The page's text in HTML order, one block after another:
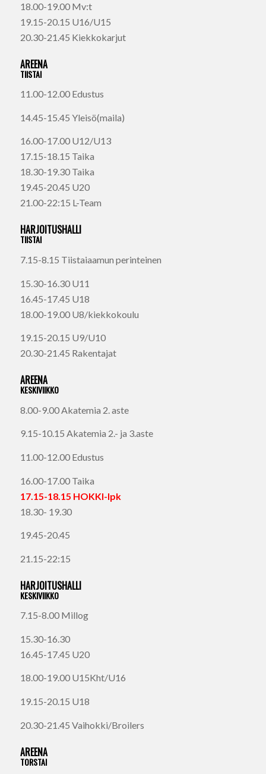
18.00-19.00 Mv:t
19.15-20.15 U16/U15
20.30-21.45 Kiekkokarjut
AREENA
TIISTAI
11.00-12.00 Edustus
14.45-15.45 Yleisö(maila)
16.00-17.00 U12/U13
17.15-18.15 Taika
18.30-19.30 Taika
19.45-20.45 U20
21.00-22:15 L-Team
HARJOITUSHALLI
TIISTAI
7.15-8.15 Tiistaiaamun perinteinen
15.30-16.30 U11
16.45-17.45 U18
18.00-19.00 U8/kiekkokoulu
19.15-20.15 U9/U10
20.30-21.45 Rakentajat
AREENA
KESKIVIIKKO
8.00-9.00 Akatemia 2. aste
9.15-10.15 Akatemia 2.- ja 3.aste
11.00-12.00 Edustus
16.00-17.00 Taika
17.15-18.15 HOKKI-Ipk
18.30- 19.30
19.45-20.45
21.15-22:15
HARJOITUSHALLI
KESKIVIIKKO
7.15-8.00 Millog
15.30-16.30
16.45-17.45 U20
18.00-19.00 U15Kht/U16
19.15-20.15 U18
20.30-21.45 Vaihokki/Broilers
AREENA
TORSTAI